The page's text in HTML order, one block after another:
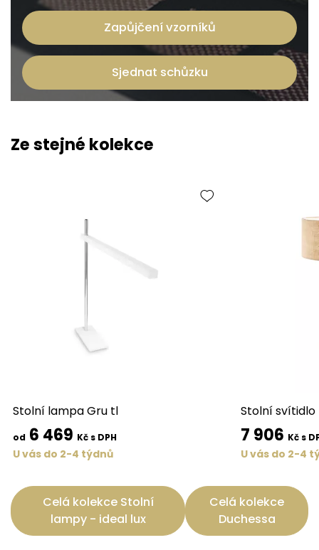
Zapůjčení vzorníků
Sjednat schůzku
Ze stejné kolekce
Stolní lampa Gru tl
od 6 469 Kč s DPH
U vás do 2-4 týdnů
Stolní svítidlo
7 906 Kč s
U vás do 2-4
Celá kolekce Stolní
lampy - ideal lux
Celá kolekce
Duchessa